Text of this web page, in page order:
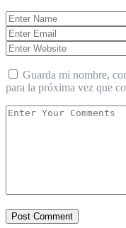
Guarda mi nombre,
para la próxima vez que
Post Comment